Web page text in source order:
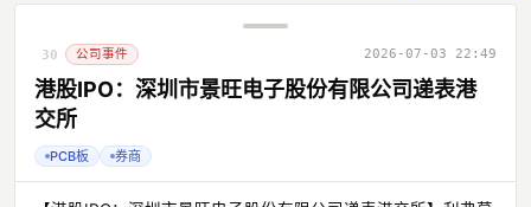
30 公司事件 2026-07-03 22:49
港股IPO：深圳市景旺电子股份有限公司递表港
交所
PCB板 券商